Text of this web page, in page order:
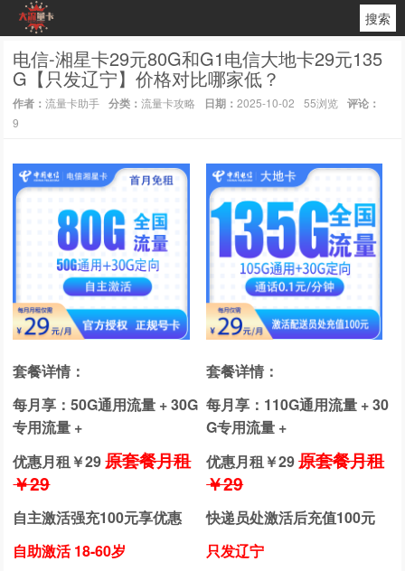
搜索
电信-湘星卡29元80G和G1电信大地卡29元135
G【只发辽宁】价格对比哪家低？
作者：流量卡助手 分类：流量卡攻略 日期：2025-10-02 55浏览 评论：
9
套餐详情：
每月享：50G通用流量 + 30G
专用流量 +
优惠月租￥29原套餐月租
￥29
自主激活强充100元享优惠
自助激活 18-60岁
套餐详情：
每月享：110G通用流量 + 30
G专用流量 +
优惠月租￥29原套餐月租
￥29
快递员处激活后充值100元
只发辽宁